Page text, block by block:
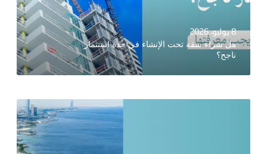
8 يوليو، 2026
هل شراء شقة تحت الإنشاء في جدة استثمار
ناجح؟